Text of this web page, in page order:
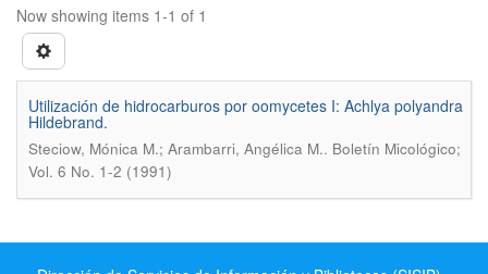
Now showing items 1-1 of 1
Utilización de hidrocarburos por oomycetes I: Achlya polyandra
Hildebrand.
Steciow, Mónica M.; Arambarri, Angélica M.. Boletín Micológico;
Vol. 6 No. 1-2 (1991)